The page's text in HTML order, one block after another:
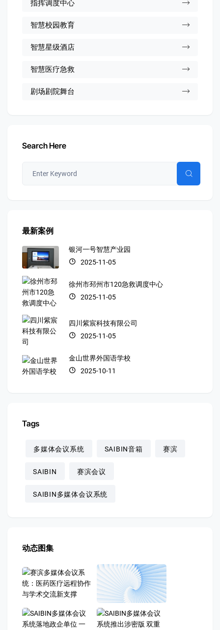
指挥调度中心
智慧校园教育
智慧星级酒店
智慧医疗急救
剧场剧院舞台
Search Here
最新案例
银河一号智慧产业园
2025-11-05
徐州市邳州市120急救调度中心
2025-11-05
四川紫宸科技有限公司
2025-11-05
金山世界外国语学校
2025-10-11
Tags
多媒体会议系统 SAIBIN音箱 赛滨
SAIBIN 赛滨会议
SAIBIN多媒体会议系统
动态图集